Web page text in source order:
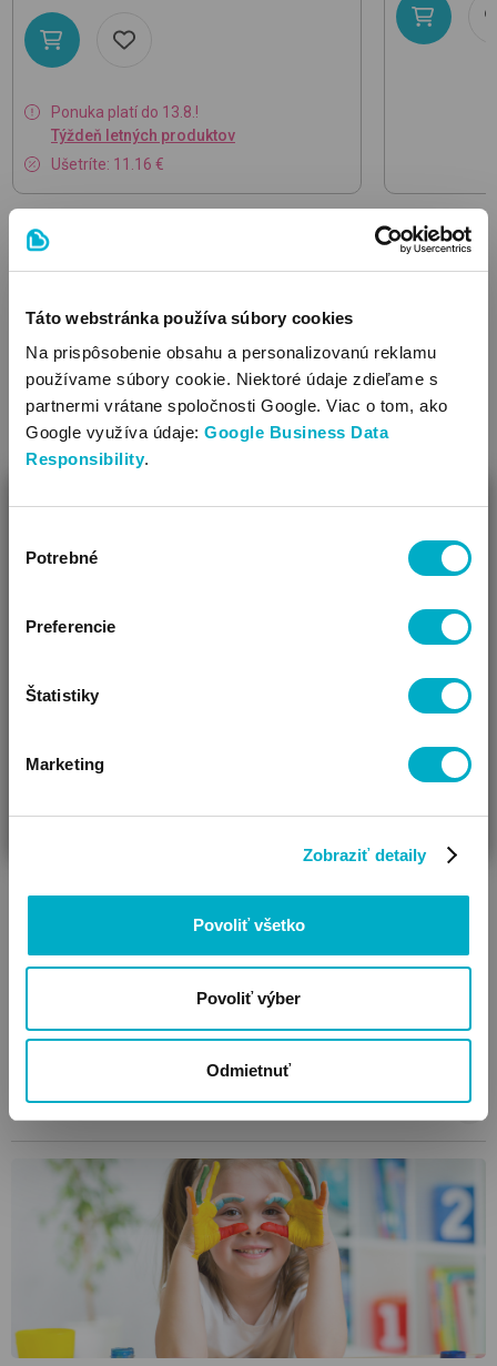
Táto webstránka používa súbory cookies
Na prispôsobenie obsahu a personalizovanú reklamu
používame súbory cookie. Niektoré údaje zdieľame s
partnermi vrátane spoločnosti Google. Viac o tom, ako
Google využíva údaje: Google Business Data
Responsibility.
súhlasu
Potrebné
Preferencie
Štatistiky
Marketing
Zobraziť detaily
Povoliť všetko
Povoliť výber
Odmietnuť
Ponuka platí do 13.8.!
Týždeň letných produktov
Ušetríte: 11.16 €
SÚVISIACE ČLÁNKY
Vedomá ochrana pred slnkom je obzvlášť dôležitá v lete.
Ukážeme vám, na čo si dávať pozor, aby ste si slnko mohli
užívať bezpečnejšie.
Čítať viac
Rady počas letného tehotenstva
Letné tehotenstvo môže byť úžasným zážitkom, ak sa naň
dostatočne pripravíte. Čo môžete robiť proti horúčave a aká je
situácia s kúpaním sa? Rady a informácie pre vaše pohodlie a
Čítať viac